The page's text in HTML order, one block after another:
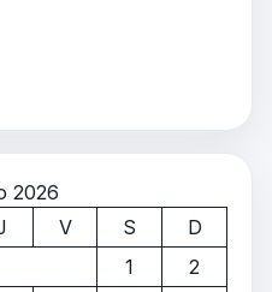
2026
V S
D
1
2